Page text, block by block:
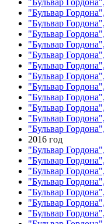
"Бульвар
"Бульвар
"Бульвар
"Бульвар
"Бульвар
"Бульвар
"Бульвар
"Бульвар
"Бульвар
"Бульвар
"Бульвар
"Бульвар
2016 год
"Бульвар
"Бульвар
"Бульвар
"Бульвар
"Бульвар
"Бульвар
"Бульвар